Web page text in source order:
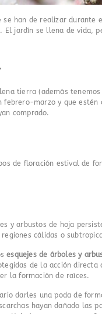
han de realizar
jardín se llena de vida,
tierra (además
febrero-marzo y que
comprado.
de floración estival de
y arbustos de hoja
cálidas o
esquejes de árboles y
de la acción
la formación de raíces.
darles una poda de
hayan dañado las